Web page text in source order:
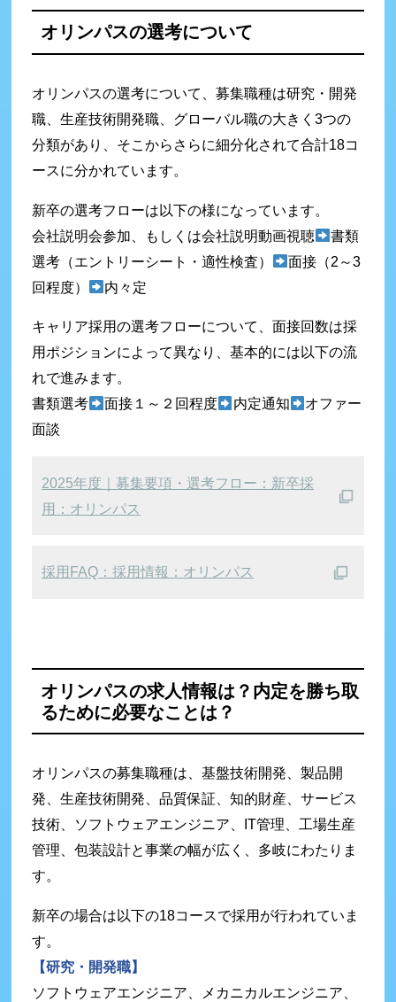
オリンパスの選考について
オリンパスの選考について、募集職種は研究・開発
職、生産技術開発職、グローバル職の大きく3つの
分類があり、そこからさらに細分化されて合計18コ
ースに分かれています。
新卒の選考フローは以下の様になっています。
会社説明会参加、もしくは会社説明動画視聴
書類
選考（エントリーシート・適性検査）
面接（2～3
回程度）
内々定
キャリア採用の選考フローについて、面接回数は採
用ポジションによって異なり、基本的には以下の流
れで進みます。
書類選考
面接１～２回程度 内定通知
オファー
面談
2025年度｜募集要項・選考フロー：新卒採
用：オリンパス
採用FAQ：採用情報：オリンパス
オリンパスの求人情報は？ 内定を勝ち取
るために必要なことは？
オリンパスの募集職種は、基盤技術開発、製品開
発、生産技術開発、品質保証、知的財産、サービス
技術、ソフトウェアエンジニア、IT管理、工場生産
管理、包装設計と事業の幅が広く、多岐にわたりま
す。
新卒の場合は以下の18コースで採用が行われていま
す。
【研究・開発職】
ソフトウェアエンジニア、メカニカルエンジニア、